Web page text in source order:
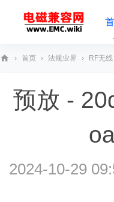
› 首页 › 法规业界 › RF无线
预放 -
2024-10-29